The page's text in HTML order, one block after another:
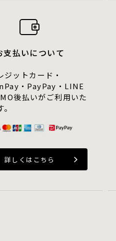
支払いについて
ジットカード・
・PayPay・LINE
後払いがご利用いた
詳しくはこちら